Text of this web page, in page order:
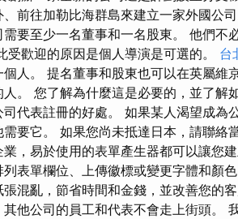
前往加勒比海群島來建立一家外國公
要至少一名董事和一名股東。 他們不
受歡迎的原因是個人導演是可選的。 台
人。 提名董事和股東也可以在英屬維
。 您了解為什麼這是必要的，並了解
代表註冊的好處。 如果某人渴望成為
要它。 如果您尚未抵達日本，請聯絡
，易於使用的表單產生器都可以讓您
表單欄位、上傳徽標或變更字體和顏
混亂，節省時間和金錢，並改善您的
他公司的員工和代表不會走上街頭。